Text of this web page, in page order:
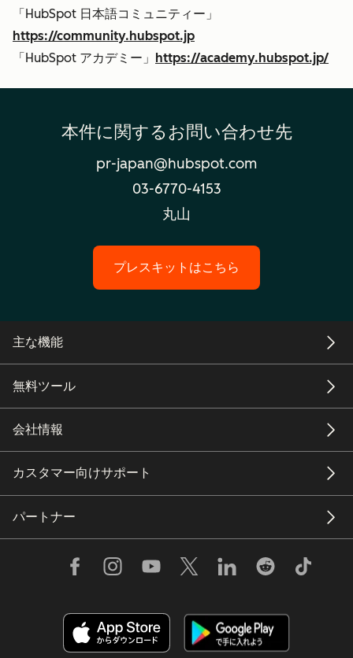
「HubSpot 日本語コミュニティー」
https://community.hubspot.jp
「HubSpot アカデミー」 https://academy.hubspot.jp/
本件に関するお問い合わせ先
pr-japan@hubspot.com
03-6770-4153
丸山
プレスキットはこちら
主な機能
無料ツール
会社情報
カスタマー向けサポート
パートナー